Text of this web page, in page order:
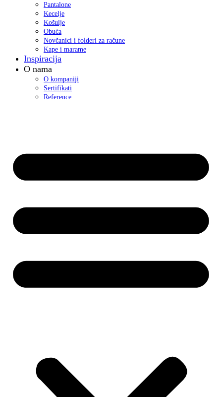
Pantalone
Kecelje
Košulje
Obuća
Novčanici i folderi za račune
Kape i marame
Inspiracija
O nama
O kompaniji
Sertifikati
Reference